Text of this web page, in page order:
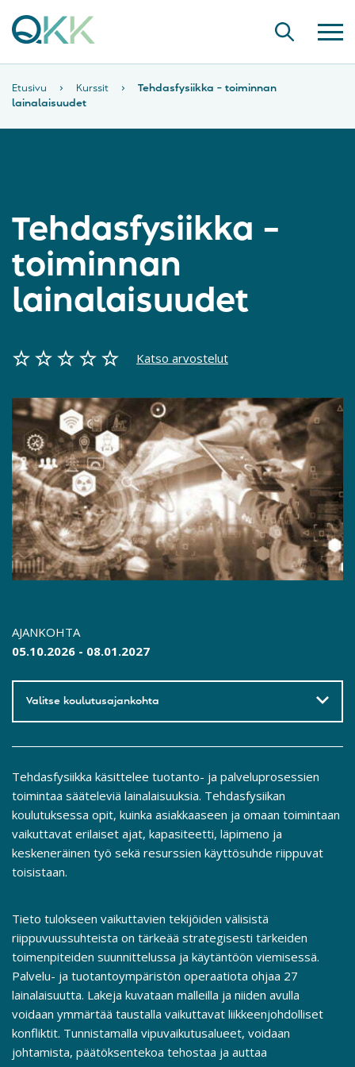
Etusivu › Kurssit ›
Tehdasfysiikka – toiminnan
lainalaisuudet
Tehdasfysiikka –
toiminnan
lainalaisuudet
Katso arvostelut
AJANKOHTA
05.10.2026 - 08.01.2027
Valitse koulutusajankohta
Tehdasfysiikka käsittelee tuotanto- ja palveluprosessien
toimintaa sääteleviä lainalaisuuksia. Tehdasfysiikan
koulutuksessa opit, kuinka asiakkaaseen ja omaan toimintaan
vaikuttavat erilaiset ajat, kapasiteetti, läpimeno ja
keskeneräinen työ sekä resurssien käyttösuhde riippuvat
toisistaan.
Tieto tulokseen vaikuttavien tekijöiden välisistä
riippuvuussuhteista on tärkeää strategisesti tärkeiden
toimenpiteiden suunnittelussa ja käytäntöön viemisessä.
Palvelu- ja tuotantoympäristön operaatiota ohjaa 27
lainalaisuutta. Lakeja kuvataan malleilla ja niiden avulla
voidaan ymmärtää taustalla vaikuttavat liikkeenjohdolliset
konfliktit. Tunnistamalla vipuvaikutusalueet, voidaan
johtamista, päätöksentekoa tehostaa ja auttaa